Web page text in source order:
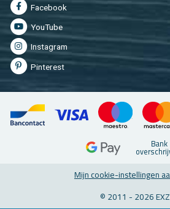
Fa­cebook
You­Tu­be
In­st­agram
Pin­te­rest
Bank
Mijn coo­kie-in­stel­lin­gen
© 2011 - 2026